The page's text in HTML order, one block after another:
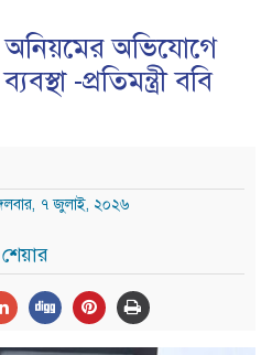
অনিয়মের অভিযোগে
-প্রতিমন্ত্রী ববি
৭ জুলাই, ২০২৬
শেয়ার